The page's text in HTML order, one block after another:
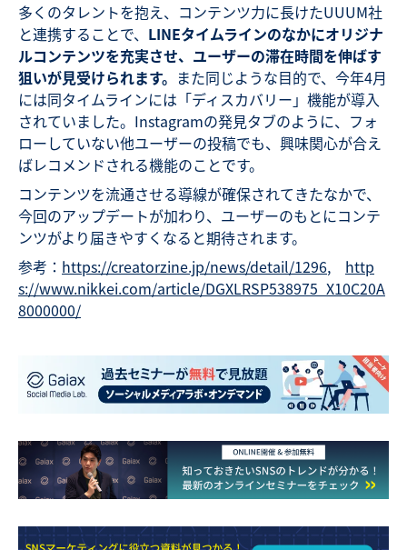
多くのタレントを抱え、コンテンツ力に長けたUUUM社
と連携することで、 LINEタイムラインのなかにオリジナ
ルコンテンツを充実させ、ユーザーの滞在時間を伸ばす
狙いが見受けられます。 また同じような目的で、今年4月
には同タイムラインには「ディスカバリー」機能が導入
されていました。Instagramの発見タブのように、フォ
ローしていない他ユーザーの投稿でも、興味関心が合え
ばレコメンドされる機能のことです。
コンテンツを流通させる導線が確保されてきたなかで、
今回のアップデートが加わり、ユーザーのもとにコンテ
ンツがより届きやすくなると期待されます。
参考： https://creatorzine.jp/news/detail/1296, http
s://www.nikkei.com/article/DGXLRSP538975_X10C20A
8000000/